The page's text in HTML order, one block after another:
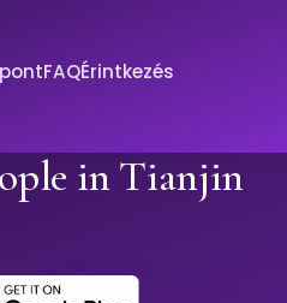
FAQÉrintkezés
in Tianjin